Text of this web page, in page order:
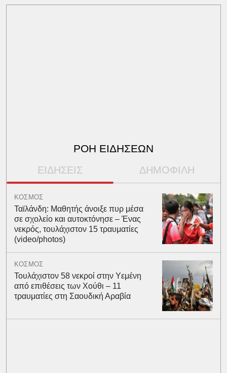
ΡΟΗ ΕΙΔΗΣΕΩΝ
ΕΙΔΗΣΕΙΣ ΔΗΜΟΦΙΛΗ
ΚΟΣΜΟΣ
Ταϊλάνδη: Μαθητής άνοιξε πυρ μέσα
σε σχολείο και αυτοκτόνησε – Ένας
νεκρός, τουλάχιστον 15 τραυματίες
(video/photos)
ΚΟΣΜΟΣ
Τουλάχιστον 58 νεκροί στην Υεμένη
από επιθέσεις των Χούθι – 11
τραυματίες στη Σαουδική Αραβία